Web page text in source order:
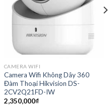
CAMERA WIFI
Camera Wifi Không Dây 360
Đàm Thoại Hikvision DS-
2CV2Q21FD-IW
2,350,000₫